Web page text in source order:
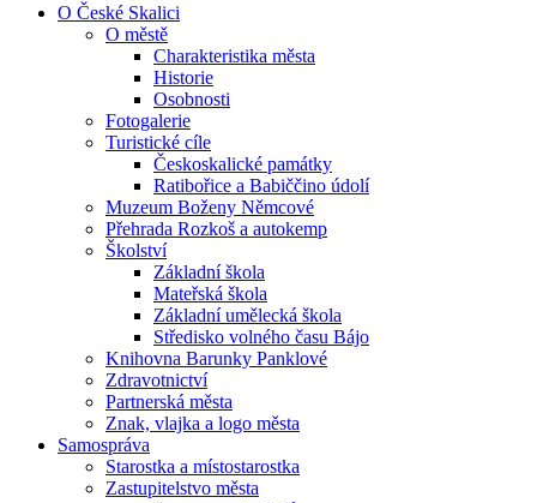
O České Skalici
O městě
Charakteristika města
Historie
Osobnosti
Fotogalerie
Turistické cíle
Českoskalické památky
Ratibořice a Babiččino údolí
Muzeum Boženy Němcové
Přehrada Rozkoš a autokemp
Školství
Základní škola
Mateřská škola
Základní umělecká škola
Středisko volného času Bájo
Knihovna Barunky Panklové
Zdravotnictví
Partnerská města
Znak, vlajka a logo města
Samospráva
Starostka a místostarostka
Zastupitelstvo města